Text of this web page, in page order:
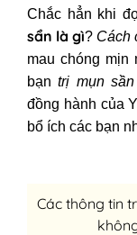
Chắc hẳn khi
sẩn là gì? Cách
mau chóng
bạntrị mụn
đồng hành của
bổ ích các bạn
Các thông tin